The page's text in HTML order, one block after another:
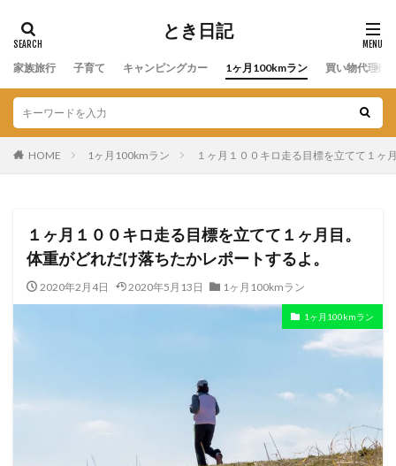
とき日記
家族旅行 子育て キャンピングカー 1ヶ月100kmラン 買い物代理店
HOME 1ヶ月100kmラン １ヶ月１００キロ走る目標を立てて１ヶ
１ヶ月１００キロ走る目標を立てて１ヶ月目。
体重がどれだけ落ちたかレポートするよ。
2020年2月4日 2020年5月13日 1ヶ月100kmラン
1ヶ月100kmラン